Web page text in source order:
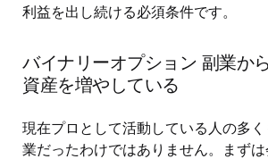
利益を出し続ける必須条件です。
バイナリーオプション 副業か
資産を増やしている
現在プロとして活動している人の多
業だったわけではありません。まず